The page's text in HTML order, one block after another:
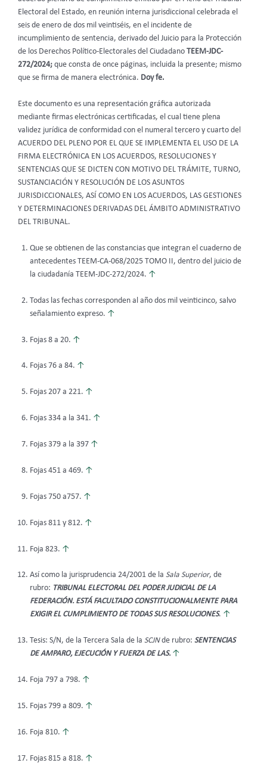
Electoral del Estado, en reunión interna jurisdiccional celebrada el
seis de enero de dos mil veintiséis, en el incidente de
incumplimiento de sentencia, derivado del Juicio para la Protección
de los Derechos Político-Electorales del Ciudadano TEEM-JDC-
272/2024; que consta de once páginas, incluida la presente; mismo
que se firma de manera electrónica. Doy fe.
Este documento es una representación gráfica autorizada
mediante firmas electrónicas certificadas, el cual tiene plena
validez jurídica de conformidad con el numeral tercero y cuarto del
ACUERDO DEL PLENO POR EL QUE SE IMPLEMENTA EL USO DE LA
FIRMA ELECTRÓNICA EN LOS ACUERDOS, RESOLUCIONES Y
SENTENCIAS QUE SE DICTEN CON MOTIVO DEL TRÁMITE, TURNO,
SUSTANCIACIÓN Y RESOLUCIÓN DE LOS ASUNTOS
JURISDICCIONALES, ASÍ COMO EN LOS ACUERDOS, LAS GESTIONES
Y DETERMINACIONES DERIVADAS DEL ÁMBITO ADMINISTRATIVO
DEL TRIBUNAL.
Que se obtienen de las constancias que integran el cuaderno de
antecedentes TEEM-CA-068/2025 TOMO II, dentro del juicio de
la ciudadanía TEEM-JDC-272/2024. ↑
Todas las fechas corresponden al año dos mil veinticinco, salvo
señalamiento expreso. ↑
Fojas 8 a 20. ↑
Fojas 76 a 84. ↑
Fojas 207 a 221. ↑
Fojas 334 a la 341. ↑
Fojas 379 a la 397 ↑
Fojas 451 a 469. ↑
Fojas 750 a757. ↑
Fojas 811 y 812. ↑
Foja 823. ↑
Así como la jurisprudencia 24/2001 de la Sala Superior, de
rubro: TRIBUNAL ELECTORAL DEL PODER JUDICIAL DE LA
FEDERACIÓN. ESTÁ FACULTADO CONSTITUCIONALMENTE PARA
EXIGIR EL CUMPLIMIENTO DE TODAS SUS RESOLUCIONES. ↑
Tesis: S/N, de la Tercera Sala de la SCJNde rubro: SENTENCIAS
DE AMPARO, EJECUCIÓN Y FUERZA DE LAS. ↑
Foja 797 a 798. ↑
Fojas 799 a 809. ↑
Foja 810. ↑
Fojas 815 a 818. ↑